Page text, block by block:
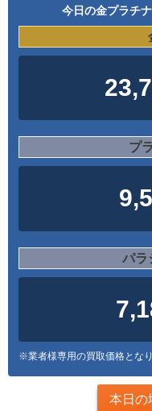
今日の金プラチ
プ
パラ
※業者様専用の買取価格となり
本日の